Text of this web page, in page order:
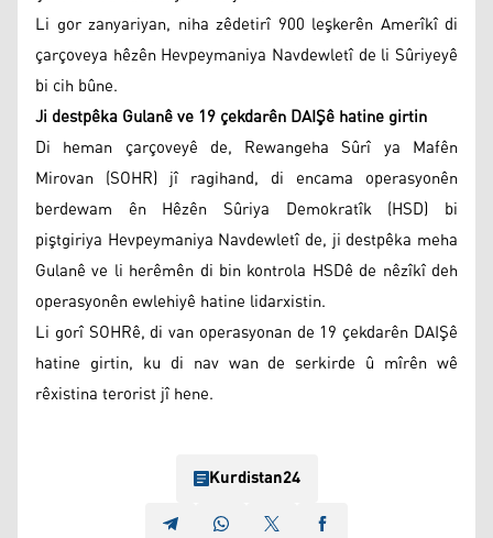
Li gor zanyariyan, niha zêdetirî 900 leşkerên Amerîkî di
çarçoveya hêzên Hevpeymaniya Navdewletî de li Sûriyeyê
bi cih bûne.
Ji destpêka Gulanê ve 19 çekdarên DAIŞê hatine girtin
Di heman çarçoveyê de, Rewangeha Sûrî ya Mafên
Mirovan (SOHR) jî ragihand, di encama operasyonên
berdewam ên Hêzên Sûriya Demokratîk (HSD) bi
piştgiriya Hevpeymaniya Navdewletî de, ji destpêka meha
Gulanê ve li herêmên di bin kontrola HSDê de nêzîkî deh
operasyonên ewlehiyê hatine lidarxistin.
Li gorî SOHRê, di van operasyonan de 19 çekdarên DAIŞê
hatine girtin, ku di nav wan de serkirde û mîrên wê
rêxistina terorist jî hene.
Kurdistan24